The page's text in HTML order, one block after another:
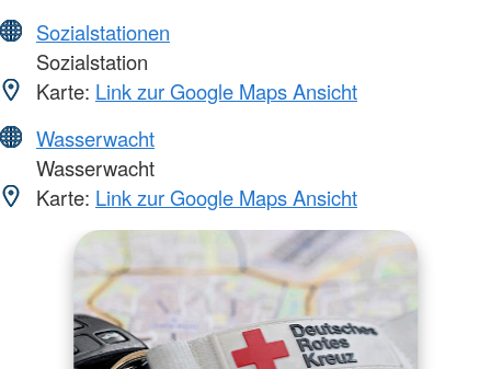
Sozialstationen
Sozialstation
Karte: Link zur Google Maps Ansicht
Wasserwacht
Wasserwacht
Karte: Link zur Google Maps Ansicht